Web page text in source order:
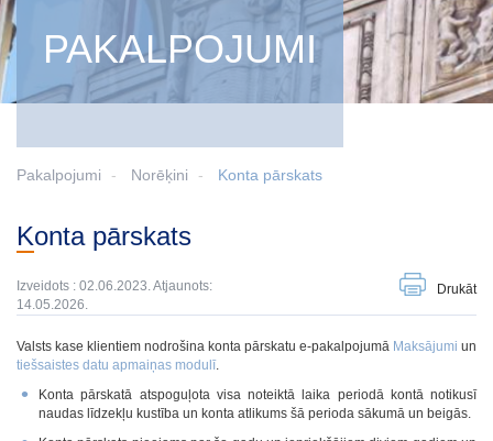
PAKALPOJUMI
Pakalpojumi Norēķini Konta pārskats
Konta pārskats
Izveidots : 02.06.2023. Atjaunots:
14.05.2026.
Drukāt
Valsts kase klientiem nodrošina konta pārskatu e-pakalpojumā Maksājumi un
tiešsaistes datu apmaiņas modulī.
Konta pārskatā atspoguļota visa noteiktā laika periodā kontā notikusī
naudas līdzekļu kustība un konta atlikums šā perioda sākumā un beigās.